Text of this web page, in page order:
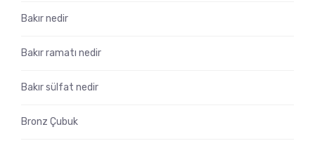
Bakır nedir
Bakır ramatı nedir
Bakır sülfat nedir
Bronz Çubuk